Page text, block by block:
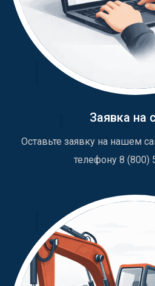
Заявка на
Оставьте заявку на нашем
телефону 8 (800)